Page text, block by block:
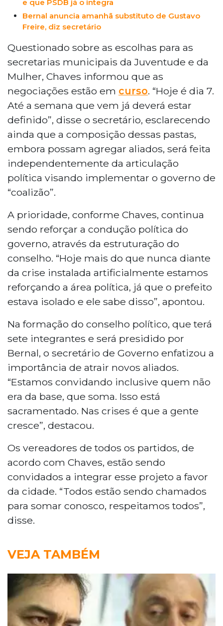
e que PSDB já o integra
Bernal anuncia amanhã substituto de Gustavo
Freire, diz secretário
Questionado sobre as escolhas para as
secretarias municipais da Juventude e da
Mulher, Chaves informou que as
negociações estão em curso. “Hoje é dia 7.
Até a semana que vem já deverá estar
definido”, disse o secretário, esclarecendo
ainda que a composição dessas pastas,
embora possam agregar aliados, será feita
independentemente da articulação
política visando implementar o governo de
“coalizão”.
A prioridade, conforme Chaves, continua
sendo reforçar a condução política do
governo, através da estruturação do
conselho. “Hoje mais do que nunca diante
da crise instalada artificialmente estamos
reforçando a área política, já que o prefeito
estava isolado e ele sabe disso”, apontou.
Na formação do conselho político, que terá
sete integrantes e será presidido por
Bernal, o secretário de Governo enfatizou a
importância de atrair novos aliados.
“Estamos convidando inclusive quem não
era da base, que soma. Isso está
sacramentado. Nas crises é que a gente
cresce”, destacou.
Os vereadores de todos os partidos, de
acordo com Chaves, estão sendo
convidados a integrar esse projeto a favor
da cidade. “Todos estão sendo chamados
para somar conosco, respeitamos todos”,
disse.
VEJA TAMBÉM